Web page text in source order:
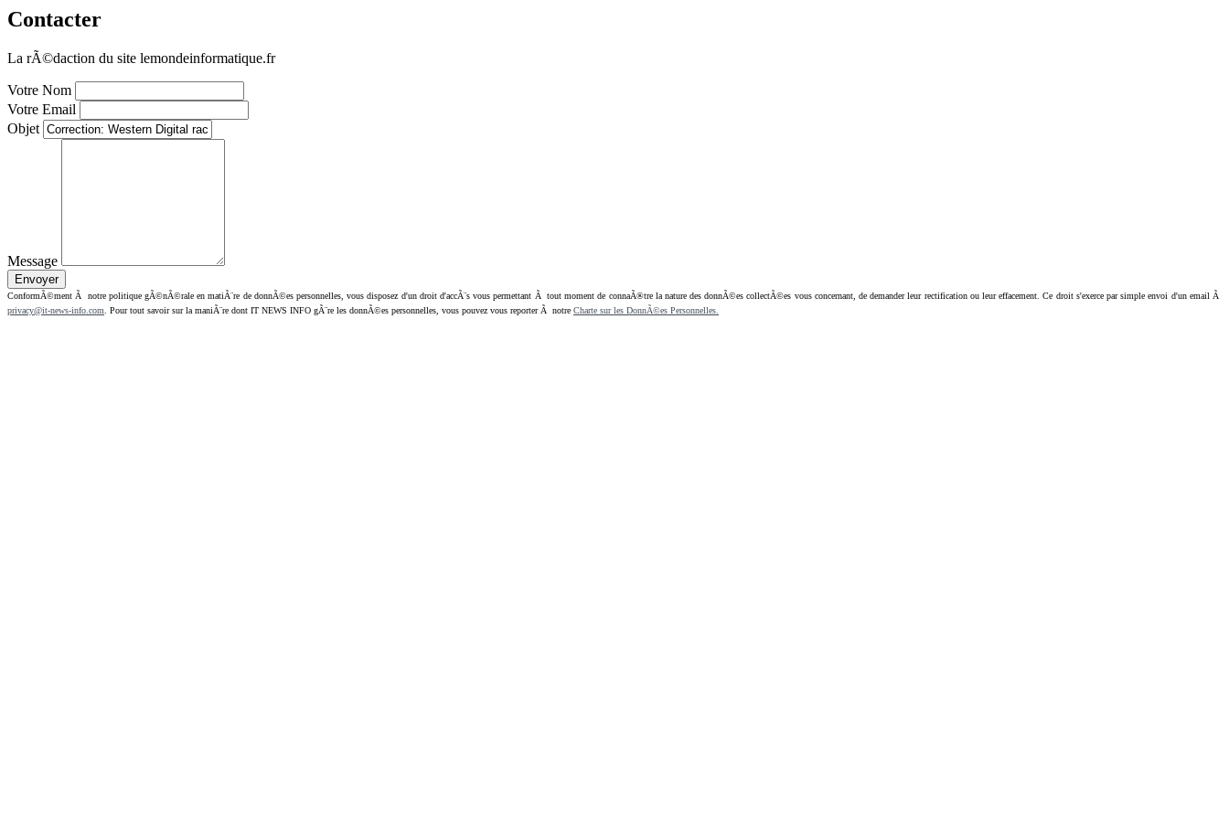
Contacter
La rÃ©daction du site lemondeinformatique.fr
Votre Nom
Votre Email
Objet
Message
ConformÃ©ment Ã notre politique gÃ©nÃ©rale en matiÃ¨re de donnÃ©es personnelles, vous disposez d'un droit d'accÃ¨s vous permettant Ã tout moment de connaÃ®tre la nature des donnÃ©es collectÃ©es vous concernant, de demander leur rectification ou leur effacement. Ce droit s'exerce par simple envoi d'un email Ã
privacy@it-news-info.com . Pour tout savoir sur la maniÃ¨re dont IT NEWS INFO gÃ¨re les donnÃ©es personnelles, vous pouvez vous reporter Ã notre Charte sur les DonnÃ©es Personnelles.